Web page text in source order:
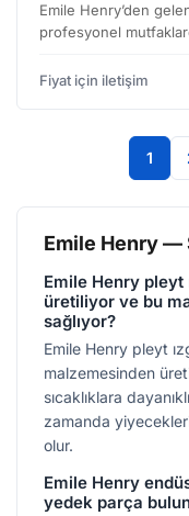
Emile Henry’den
profesyonel
rengiyle şıklığı ve
Fiyat için iletişim
1
Emile Henry —
Emile Henry pleyt
üretiliyor ve bu
sağlıyor?
Emile Henry pleyt
malzemesinden
sıcaklıklara
zamanda
olur.
Emile Henry
yedek parça